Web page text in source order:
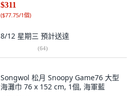
$311
($77.75/1個)
8/12 星期三 預計送達
(64)
Songwol 松月 Snoopy Game76 大型
海灘巾 76 x 152 cm, 1個, 海軍藍